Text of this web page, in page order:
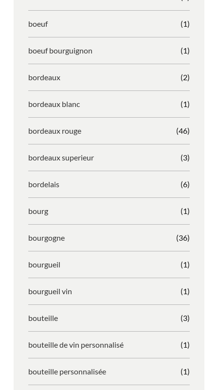
boeuf (1)
boeuf bourguignon (1)
bordeaux (2)
bordeaux blanc (1)
bordeaux rouge (46)
bordeaux superieur (3)
bordelais (6)
bourg (1)
bourgogne (36)
bourgueil (1)
bourgueil vin (1)
bouteille (3)
bouteille de vin personnalisé (1)
bouteille personnalisée (1)